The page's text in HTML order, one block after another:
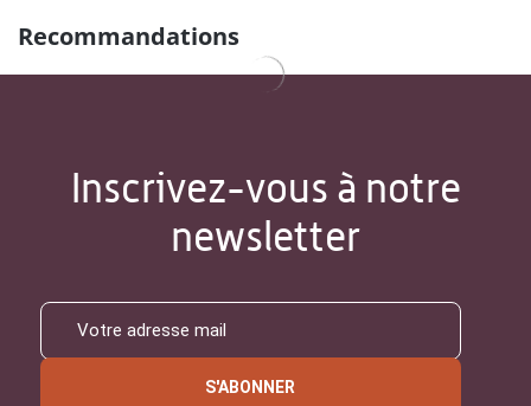
Recommandations
Inscrivez-vous à notre
newsletter
S'ABONNER